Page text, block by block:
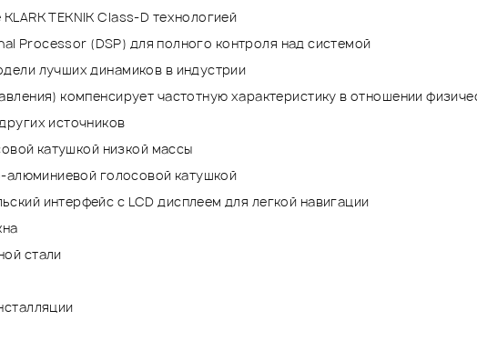
TEKNIK Class-D технологией
Processor (DSP) для полного контроля над системой
лучших динамиков в индустрии
компенсирует частотную характеристику в отношении
источников
катушкой низкой массы
голосовой катушкой
интерфейс с LCD дисплеем для легкой навигации
стали